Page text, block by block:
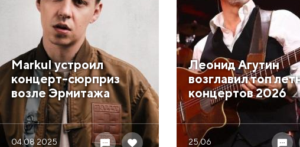
Markul устроил
концерт-сюрприз
возле Эрмитажа
04.08 2025
Леонид Агутин
возглавил топ
концертов 2026
25.06